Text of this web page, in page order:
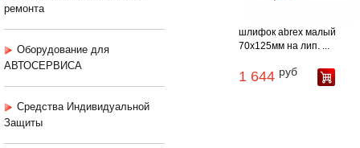
ремонта
Оборудование для
АВТОСЕРВИСА
Средства Индивидуальной
Защиты
шлифок abrex малый
70х125мм на лип. ...
1 644 руб